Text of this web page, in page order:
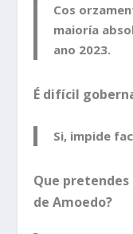
Cos
maioría
ano 2023.
É difícil
Si, impide
Que
de Amoedo?